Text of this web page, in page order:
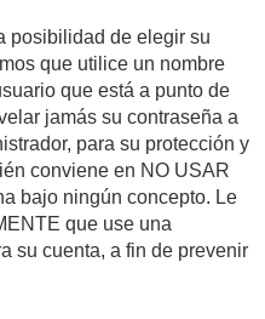
posibilidad de elegir su
que utilice un nombre
que está a punto de
jamás su contraseña a
para su protección y
conviene en NO USAR
bajo ningún concepto. Le
que use una
su cuenta, a fin de prevenir